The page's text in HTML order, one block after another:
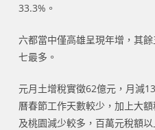
33.3%。
六都當中僅高雄呈現年增，其
七最多。
元月土增稅實徵62億元，月減
曆春節工作天數較少，加上大
及桃園減少較多，百萬元稅額